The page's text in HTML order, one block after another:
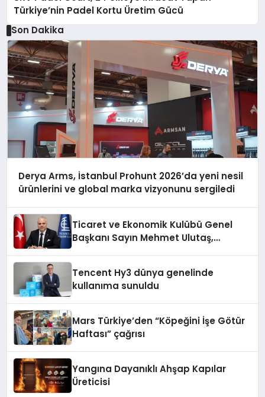
Türkiye’nin Padel Kortu Üretim Gücü
Son Dakika
Derya Arms, İstanbul Prohunt 2026’da yeni nesil
ürünlerini ve global marka vizyonunu sergiledi
Ticaret ve Ekonomik Kulübü Genel
Başkanı Sayın Mehmet Ulutaş,
Tencent Hy3 dünya genelinde
kullanıma sunuldu
Mars Türkiye’den “Köpeğini İşe Götür
Haftası” çağrısı
Yangına Dayanıklı Ahşap Kapılar
Üreticisi